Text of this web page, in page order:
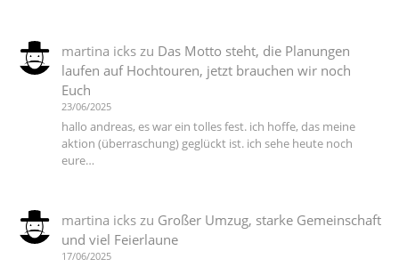
martina ickszu Das Motto steht, die Planungen
laufen auf Hochtouren, jetzt brauchen wir noch
Euch
23/06/2025
hallo andreas, es war ein tolles fest. ich hoffe, das meine
aktion (überraschung) geglückt ist. ich sehe heute noch
eure…
martina ickszu Großer Umzug, starke Gemeinschaft
und viel Feierlaune
17/06/2025